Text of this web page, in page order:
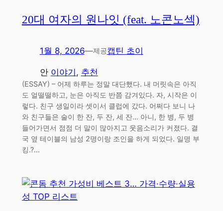
20대 여자의 원나잇 (feat. 노콘노섹)
1월 8, 2026—제공캡틴 초이
안 이야기, 추천
(ESSAY) – 어제 하루는 정말 대단했다. 내 머릿속은 아직
도 얼떨떨하고, 눈은 아직도 반쯤 감겨있다. 자, 시작은 이
렇다. 친구 생일이라 셋이서 클럽에 갔다. 어쩌다 보니 나
와 친구들은 술이 한 잔, 두 잔, 세 잔… 아니, 한 병, 두 병
들어가면서 점점 더 말이 많아지고 웃음소리가 커졌다. 결
국 옆 테이블의 남성 2명이랑 조인을 하게 되었다. 일명 부
킹.?…